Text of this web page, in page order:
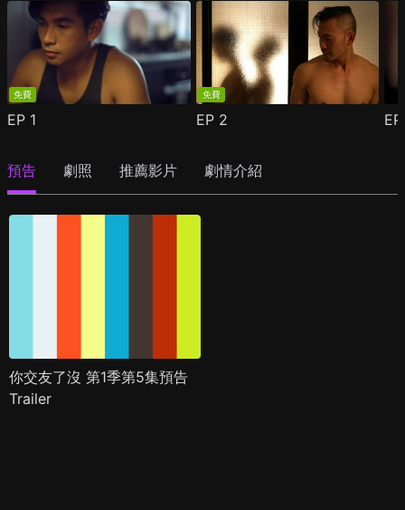
免費
EP 1
免費
EP 2
預告 劇照 推薦影片 劇情介紹
你交友了沒 第1季第5集預告
Trailer